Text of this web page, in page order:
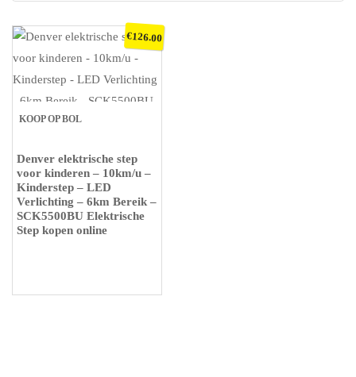
KOOP OP BOL
Denver elektrische step
voor kinderen – 10km/u –
Kinderstep – LED
Verlichting – 6km Bereik –
SCK5500BU Elektrische
Step kopen online
€126.00